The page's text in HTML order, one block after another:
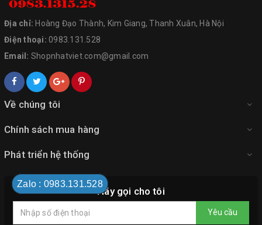
Địa chỉ: Hoàng Đạo Thành, Kim Giang, Thanh Xuân, Hà Nội
Điện thoại: 0983.131.528
Email: Shopnhatviet.com@gmail.com
Về chúng tôi
Chính sách mua hàng
Phát triển hệ thống
Hãy gọi cho tôi
Yêu cầu
Zalo : 0983.131.528